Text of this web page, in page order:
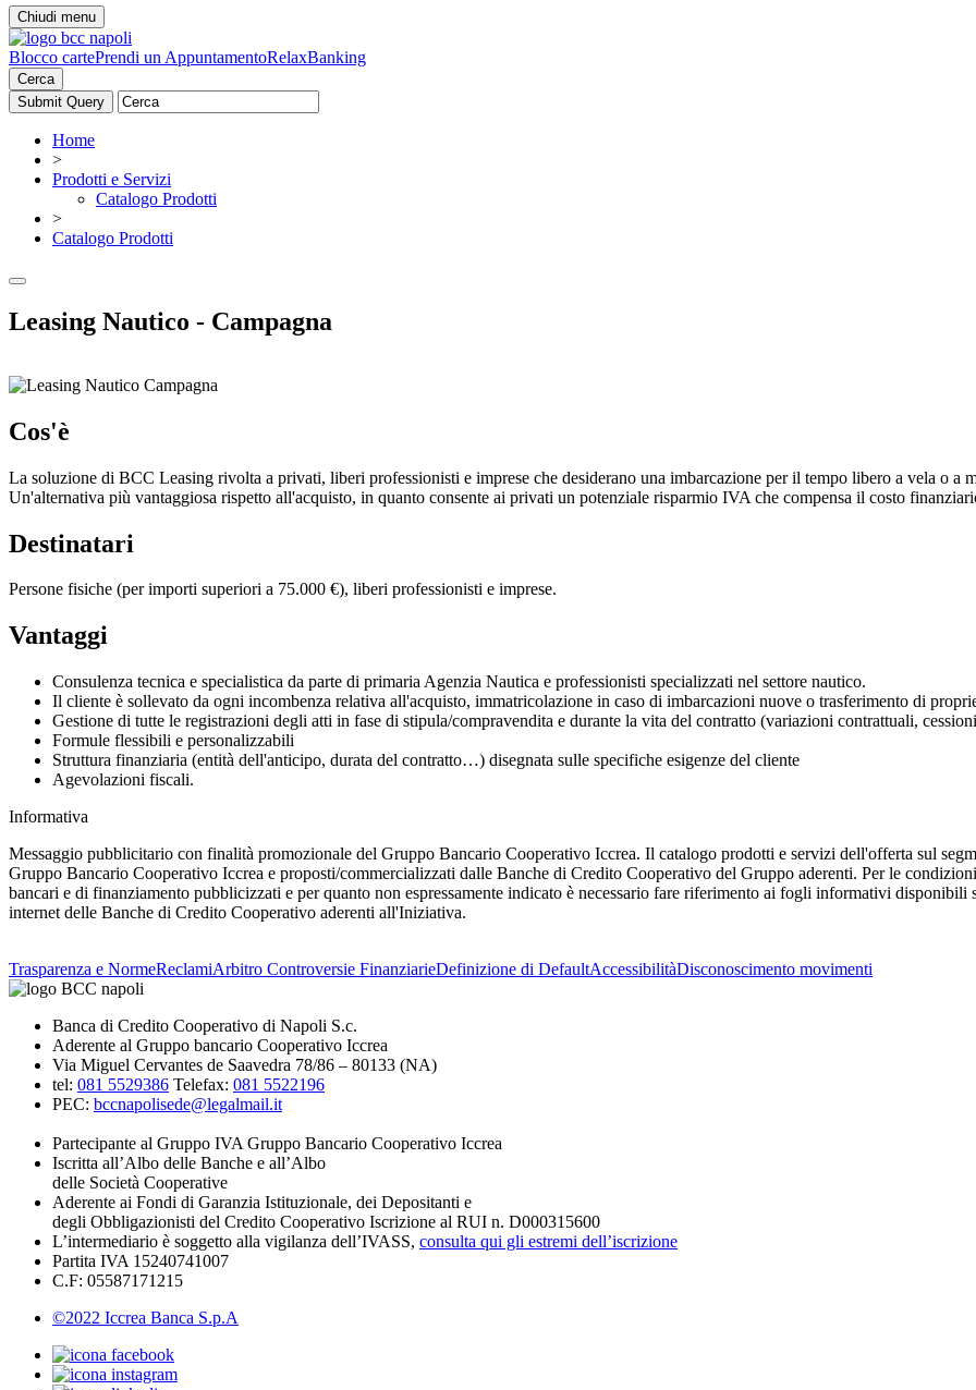
Chiudi menu
Blocco cartePrendi un AppuntamentoRelaxBanking
Cerca
Home
>
Prodotti e Servizi
Catalogo Prodotti
>
Catalogo Prodotti
Leasing Nautico - Campagna
Cos'è
La soluzione di BCC Leasing rivolta a privati, liberi professionisti e imprese che desiderano una imbarcazione per il tempo libero a vela o a
Un'alternativa più vantaggiosa rispetto all'acquisto, in quanto consente ai privati un potenziale risparmio IVA che compensa il costo
Destinatari
Persone fisiche (per importi superiori a 75.000 €), liberi professionisti e imprese.
Vantaggi
Consulenza tecnica e specialistica da parte di primaria Agenzia Nautica e professionisti specializzati nel settore nautico.
Il cliente è sollevato da ogni incombenza relativa all'acquisto, immatricolazione in caso di imbarcazioni nuove o trasferimento di
Gestione di tutte le registrazioni degli atti in fase di stipula/compravendita e durante la vita del contratto (variazioni contrattuali,
Formule flessibili e personalizzabili
Struttura finanziaria (entità dell'anticipo, durata del contratto…) disegnata sulle specifiche esigenze del cliente
Agevolazioni fiscali.
Informativa
Messaggio pubblicitario con finalità promozionale del Gruppo Bancario Cooperativo Iccrea. Il catalogo prodotti e servizi dell'offerta sul
Gruppo Bancario Cooperativo Iccrea e proposti/commercializzati dalle Banche di Credito Cooperativo del Gruppo aderenti. Per le
bancari e di finanziamento pubblicizzati e per quanto non espressamente indicato è necessario fare riferimento ai fogli informativi disponibili
internet delle Banche di Credito Cooperativo aderenti all'Iniziativa.
Trasparenza e NormeReclamiArbitro Controversie FinanziarieDefinizione di DefaultAccessibilitàDisconoscimento movimenti
Banca di Credito Cooperativo di Napoli S.c.
Aderente al Gruppo bancario Cooperativo Iccrea
Via Miguel Cervantes de Saavedra 78/86 – 80133 (NA)
tel: 081 5529386 Telefax: 081 5522196
PEC: bccnapolisede@legalmail.it
Partecipante al Gruppo IVA Gruppo Bancario Cooperativo Iccrea
Iscritta all’Albo delle Banche e all’Albo
delle Società Cooperative
Aderente ai Fondi di Garanzia Istituzionale, dei Depositanti e
degli Obbligazionisti del Credito Cooperativo Iscrizione al RUI n. D000315600
L’intermediario è soggetto alla vigilanza dell’IVASS, consulta qui gli estremi dell’iscrizione
Partita IVA 15240741007
C.F: 05587171215
©2022 Iccrea Banca S.p.A